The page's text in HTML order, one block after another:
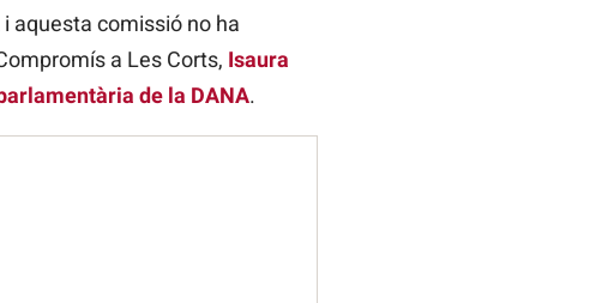
aquesta comissió no ha
a Les Corts, Isaura
de la DANA.